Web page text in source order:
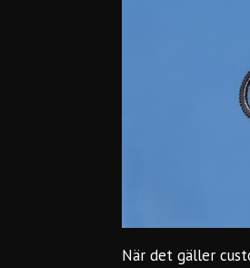
När det gäller